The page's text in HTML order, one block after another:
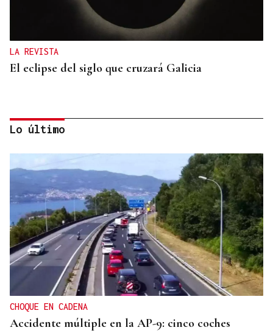
LA REVISTA
El eclipse del siglo que cruzará Galicia
LA REVISTA
La playlist de... Jay Doe
Lo último
CHOQUE EN CADENA
Accidente múltiple en la AP-9: cinco coches